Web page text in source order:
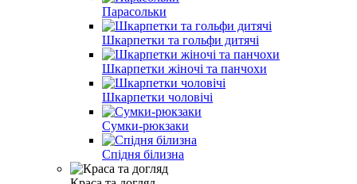
Парасольки
Шкарпетки та гольфи дитячі
Шкарпетки жіночі та панчохи
Шкарпетки чоловічі
Сумки-рюкзаки
Спідня білизна